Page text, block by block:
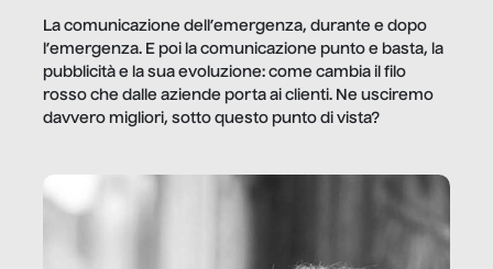
La comunicazione dell’emergenza, durante e dopo
l’emergenza. E poi la comunicazione punto e basta, la
pubblicità e la sua evoluzione: come cambia il filo
rosso che dalle aziende porta ai clienti. Ne usciremo
davvero migliori, sotto questo punto di vista?